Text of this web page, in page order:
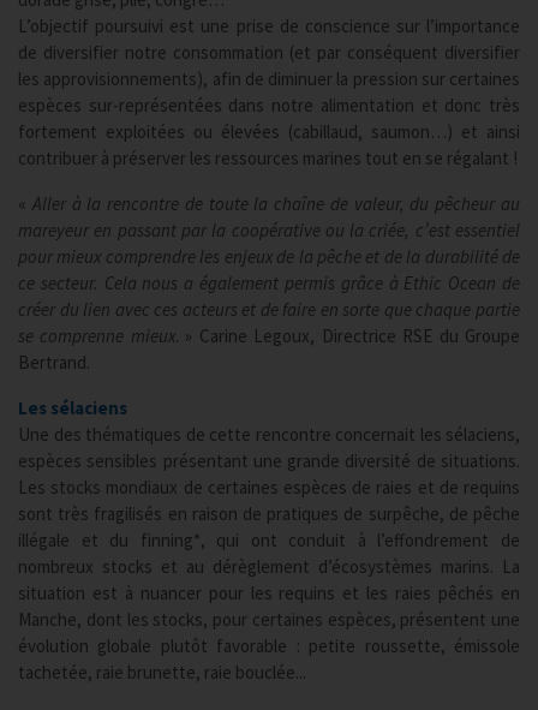
L’objectif poursuivi est une prise de conscience sur l’importance
de diversifier notre consommation (et par conséquent diversifier
les approvisionnements), afin de diminuer la pression sur certaines
espèces sur-représentées dans notre alimentation et donc très
fortement exploitées ou élevées (cabillaud, saumon…) et ainsi
contribuer à préserver les ressources marines tout en se régalant !
« Aller à la rencontre de toute la chaîne de valeur, du pêcheur au
mareyeur en passant par la coopérative ou la criée, c’est essentiel
pour mieux comprendre les enjeux de la pêche et de la durabilité de
ce secteur. Cela nous a également permis grâce à Ethic Ocean de
créer du lien avec ces acteurs et de faire en sorte que chaque partie
se comprenne mieux. » Carine Legoux, Directrice RSE du Groupe
Bertrand.
Les sélaciens
Une des thématiques de cette rencontre concernait les sélaciens,
espèces sensibles présentant une grande diversité de situations.
Les stocks mondiaux de certaines espèces de raies et de requins
sont très fragilisés en raison de pratiques de surpêche, de pêche
illégale et du finning*, qui ont conduit à l’effondrement de
nombreux stocks et au dérèglement d’écosystèmes marins. La
situation est à nuancer pour les requins et les raies pêchés en
Manche, dont les stocks, pour certaines espèces, présentent une
évolution globale plutôt favorable : petite roussette, émissole
tachetée, raie brunette, raie bouclée...